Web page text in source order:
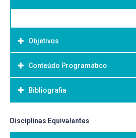
Objetivos
Objetivo Geral:
Conteúdo Programático
Bibliografia
Bibliografia Básica:
Disciplinas Equivalentes